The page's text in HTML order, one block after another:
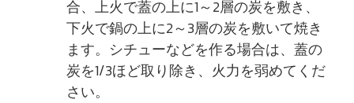
合、上火で蓋の上に1～2層の炭を敷き、
下火で鍋の上に2～3層の炭を敷いて焼き
ます。シチューなどを作る場合は、蓋の
炭を1/3ほど取り除き、火力を弱めてくだ
さい。